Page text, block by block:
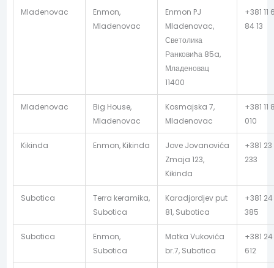
Mladenovac
Enmon,
Mladenovac
Enmon PJ
Mladenovac,
Светолика
Ранковића 85a,
Младеновац
11400
+381 11
84 13
Mladenovac
Big House,
Mladenovac
Kosmajska 7,
Mladenovac
+381 11
010
Kikinda Enmon, Kikinda
Jove Jovanovića
Zmaja 123,
Kikinda
+381 23
233
Subotica
Terra keramika,
Subotica
Karadjordjev put
81, Subotica
+381
385
Subotica
Enmon,
Subotica
Matka Vukovića
br.7, Subotica
+381
612